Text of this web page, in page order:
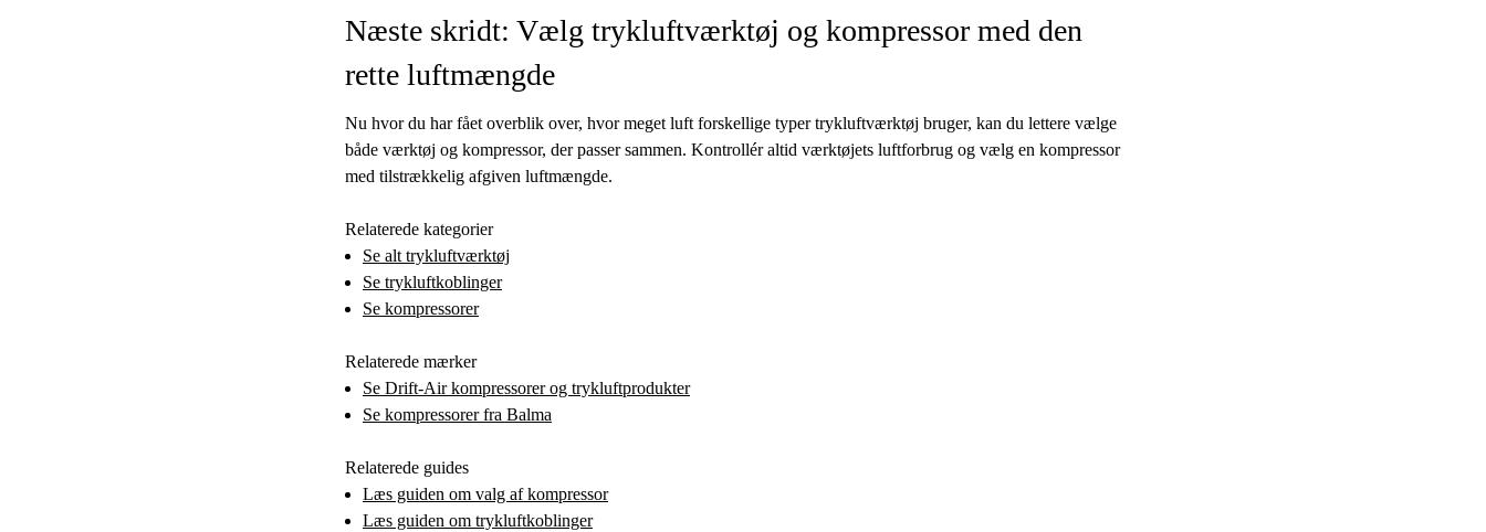
Næste skridt: Vælg trykluftværktøj og kompressor med den
rette luftmængde
Nu hvor du har fået overblik over, hvor meget luft forskellige typer trykluftværktøj bruger, kan du lettere vælge
både værktøj og kompressor, der passer sammen. Kontrollér altid værktøjets luftforbrug og vælg en kompressor
med tilstrækkelig afgiven luftmængde.
Relaterede kategorier
Se alt trykluftværktøj
Se trykluftkoblinger
Se kompressorer
Relaterede mærker
Se Drift-Air kompressorer og trykluftprodukter
Se kompressorer fra Balma
Relaterede guides
Læs guiden om valg af kompressor
Læs guiden om trykluftkoblinger